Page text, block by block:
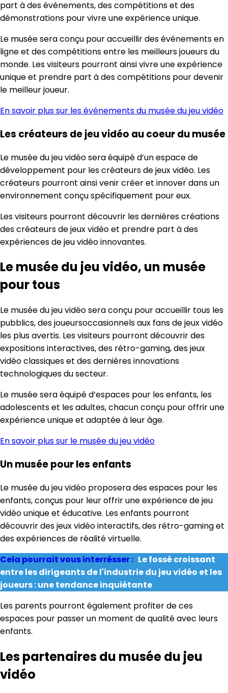
part à des événements, des compétitions et des
démonstrations pour vivre une expérience unique.
Le musée sera conçu pour accueillir des événements en
ligne et des compétitions entre les meilleurs joueurs du
monde. Les visiteurs pourront ainsi vivre une expérience
unique et prendre part à des compétitions pour devenir
le meilleur joueur.
En savoir plus sur les événements du musée du jeu vidéo
Les créateurs de jeu vidéo au coeur du musée
Le musée du jeu vidéo sera équipé d’un espace de
développement pour les créateurs de jeux vidéo. Les
créateurs pourront ainsi venir créer et innover dans un
environnement conçu spécifiquement pour eux.
Les visiteurs pourront découvrir les dernières créations
des créateurs de jeux vidéo et prendre part à des
expériences de jeu vidéo innovantes.
Le musée du jeu vidéo, un musée
pour tous
Le musée du jeu vidéo sera conçu pour accueillir tous les
pubblics, des joueursoccasionnels aux fans de jeux vidéo
les plus avertis. Les visiteurs pourront découvrir des
expositions interactives, des rétro-gaming, des jeux
vidéo classiques et des dernières innovations
technologiques du secteur.
Le musée sera équipé d’espaces pour les enfants, les
adolescents et les adultes, chacun conçu pour offrir une
expérience unique et adaptée à leur âge.
En savoir plus sur le musée du jeu vidéo
Un musée pour les enfants
Le musée du jeu vidéo proposera des espaces pour les
enfants, conçus pour leur offrir une expérience de jeu
vidéo unique et éducative. Les enfants pourront
découvrir des jeux vidéo interactifs, des rétro-gaming et
des expériences de réalité virtuelle.
Cela pourrait vous interrésser : Le fossé croissant
entre les dirigeants de l'industrie du jeu vidéo et les
joueurs : une tendance inquiétante
Les parents pourront également profiter de ces
espaces pour passer un moment de qualité avec leurs
enfants.
Les partenaires du musée du jeu
vidéo